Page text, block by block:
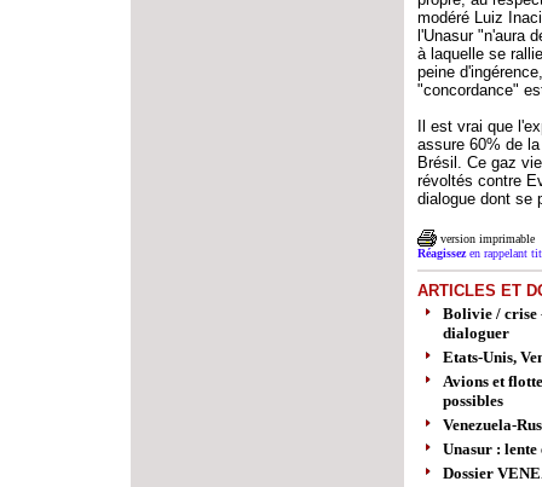
modéré Luiz
l'Unasur "n'aura
à laquelle se
peine
"concordance"
Il est vrai que
assure 60% de
Brésil. Ce gaz
révoltés contre
dialogue dont se
version imprimable
Réagissezen rappelant
ARTICLES ET
Bolivie / crise
dialoguer
Etats-Unis,
Avions et
possibles
Venezuela-
Unasur : lente
Dossier